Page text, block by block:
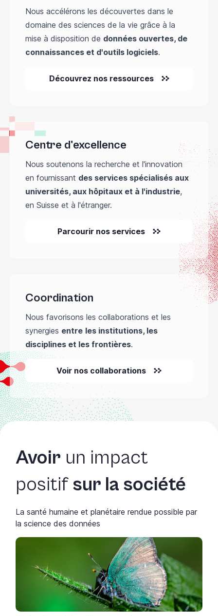
Nous accélérons les découvertes dans le
domaine des sciences de la vie grâce à la
mise à disposition de données ouvertes, de
connaissances et d'outils logiciels
Découvrez nos ressources
Centre d'excellence
Nous soutenons la recherche et l'innovation
en fournissant des services spécialisés aux
universités, aux hôpitaux et à l'industrie
en Suisse et à l'étranger.
Parcourir nos services
Coordination
Nous favorisons les collaborations et les
synergies entre les institutions, les
disciplines et les frontières
Voir nos collaborations
Avoir un impact
positifsur la société
La santé humaine et planétaire rendue possible par
la science des données